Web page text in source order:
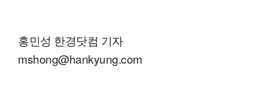
홍민성 한경닷컴 기자
mshong@hankyung.com